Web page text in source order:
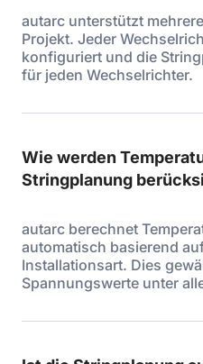
autarc unterstützt
Projekt. Jeder
konfiguriert und die
für jeden Wechselrichter.
Wie werden
Stringplanung
autarc berechnet
automatisch basierend
Installationsart. Dies
Spannungswerte unter